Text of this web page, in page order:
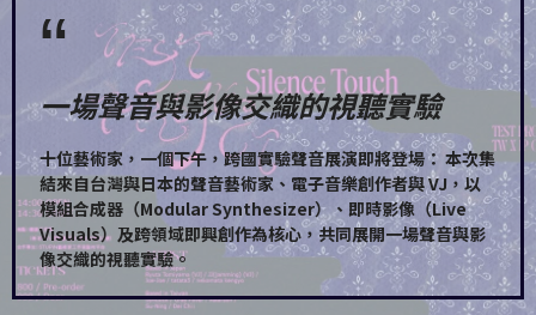
“
一場聲音與影像交織的視聽實驗
十位藝術家，一個下午，跨國實驗聲音展演即將登場： 本次集
結來自台灣與日本的聲音藝術家、電子音樂創作者與 VJ，以
模組合成器（Modular Synthesizer）、即時影像（Live
Visuals）及跨領域即興創作為核心，共同展開一場聲音與影
像交織的視聽實驗。